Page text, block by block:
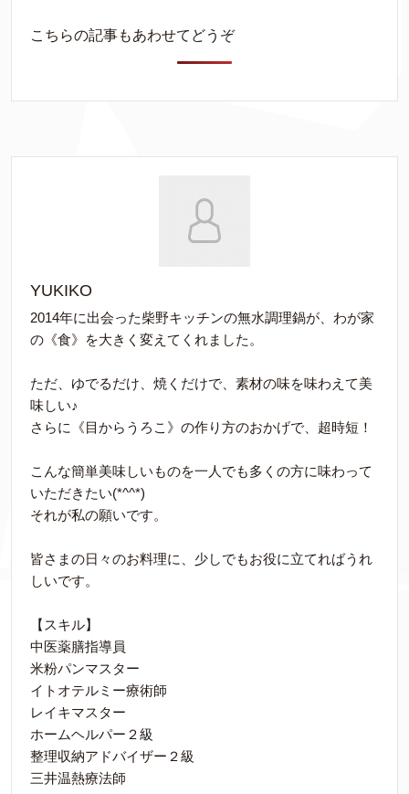
こちらの記事もあわせてどうぞ
YUKIKO
2014年に出会った柴野キッチンの無水調理鍋が、わが家
の《食》を大きく変えてくれました。
ただ、ゆでるだけ、焼くだけで、素材の味を味わえて美
味しい♪
さらに《目からうろこ》の作り方のおかげで、超時短！
こんな簡単美味しいものを一人でも多くの方に味わって
いただきたい(*^^*)
それが私の願いです。
皆さまの日々のお料理に、少しでもお役に立てればうれ
しいです。
【スキル】
中医薬膳指導員
米粉パンマスター
イトオテルミー療術師
レイキマスター
ホームヘルパー２級
整理収納アドバイザー２級
三井温熱療法師